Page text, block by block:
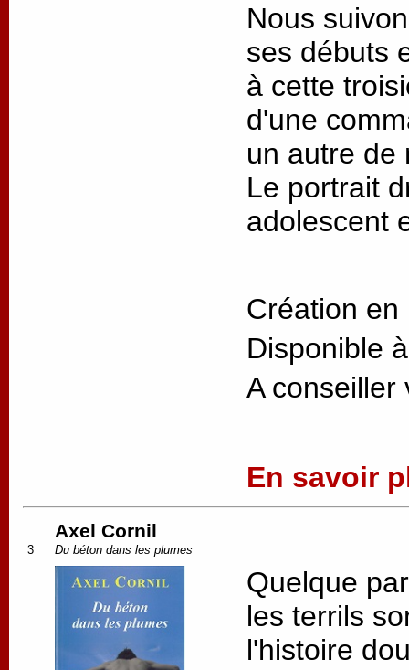
Nous
ses débuts
à cette
d'une
un autre de
Le portrait
adolescent
Création
Disponible
A conseiller
En savoir
3
Axel Cornil
Du béton dans les plumes
Quelque
les terrils
l'histoire